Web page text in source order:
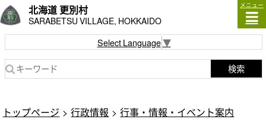
北海道 更別村
SARABETSU VILLAGE, HOKKAIDO
メニュー
Select Language▼
検索
トップページ 行政情報 行事・情報・イベント案内